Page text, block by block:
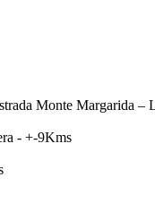
Monte Margarida –
- +-9Kms